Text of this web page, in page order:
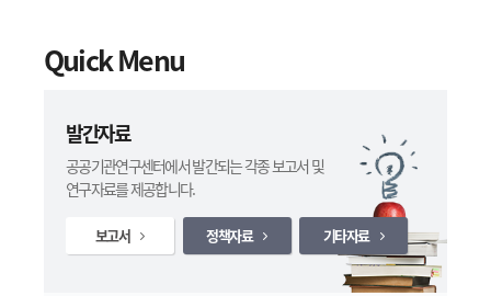
온라인논문투고시스템
https://pipr.jams.or.kr/ ㅇ 「공공기관과
[정책연구] 공공기관과 정책연구 2025년 제3권 제1호
[정책자료] 공공기관 Brief Vol.19
Quick Menu
발간자료
공공기관연구센터에서 발간되는 각종 보고서 및
연구자료를 제공합니다.
보고서 정책자료 기타자료